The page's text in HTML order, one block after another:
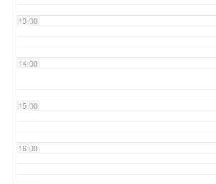
13:00
14:00
15:00
16:00